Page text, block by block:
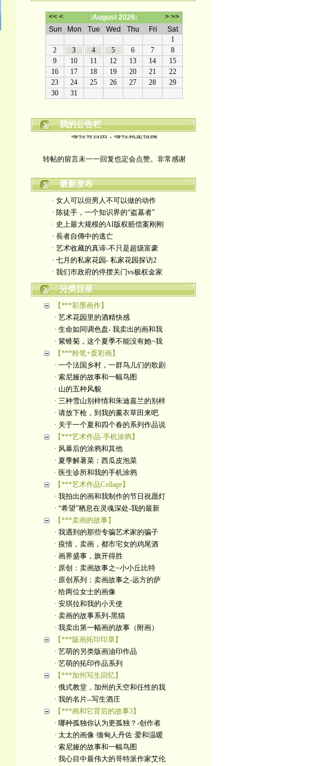
我的公告栏
哪裡有自由，哪裡就是祖國
有意收藏者请私信我，感谢一贯支持
政治转载不一定代表本人意见
艺术博客：https://yimengl.blog
目录中标注星号的为本人艺术原创
最新发布
· 女人可以但男人不可以做的动作
· 陈徒手，一个知识界的“盗墓者”
· 史上最大规模的AI版权赔偿案刚刚
· 長者自傳中的逃亡
· 艺术收藏的真谛-不只是超级富豪
· 七月的私家花园- 私家花园探访2
· 我们市政府的停摆关门vs极权金家
分类目录
【***彩墨画作】
· 艺术花园里的酒精快感
· 生命如同调色盘- 我卖出的画和我
· 紫锥菊，这个夏季不能没有她~我
【***粉笔+蛋彩画】
· 一个法国乡村，一群鸟儿们的歌剧
· 索尼娅的故事和一幅鸟图
· 山的五种风貌
· 三种雪山别样情和朱迪嘉兰的别样
· 请放下枪，到我的薰衣草田来吧
· 关于一个夏和四个春的系列作品说
【***艺术作品-手机涂鸦】
· 风暴后的涂鸦和其他
· 夏季解暑菜：西瓜皮泡菜
· 医生诊所和我的手机涂鸦
【***艺术作品Collage】
· 我拍出的画和我制作的节日祝愿灯
· “希望”栖息在灵魂深处-我的最新
【***卖画的故事】
· 我遇到的那些专骗艺术家的骗子
· 疫情，卖画，都市宅女的鸡尾酒
· 画界盛事，旗开得胜
· 原创：卖画故事之~小小丘比特
· 原创系列：卖画故事之-远方的萨
· 给两位女士的画像
· 安琪拉和我的小天使
· 卖画的故事系列-黑猫
· 我卖出第一幅画的故事（附画）
【***版画拓印印章】
· 艺萌的另类版画油印作品
· 艺萌的拓印作品系列
【***加州写生回忆】
· 俄式教堂，加州的天空和任性的我
· 我的名片--写生酒庄
【***画和它背后的故事3】
· 哪种孤独你认为更孤独？-创作者
· 太太的画像·缅甸人丹佐·爱和温暖
· 索尼娅的故事和一幅鸟图
· 我心目中最伟大的哥特派作家艾伦